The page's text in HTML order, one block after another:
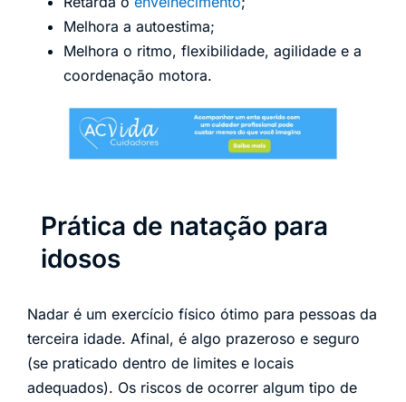
Melhora a autoestima;
Melhora o ritmo, flexibilidade, agilidade e a
coordenação motora.
Prática de natação para
idosos
Nadar é um exercício físico ótimo para pessoas da
terceira idade. Afinal, é algo prazeroso e seguro
(se praticado dentro de limites e locais
adequados). Os riscos de ocorrer algum tipo de